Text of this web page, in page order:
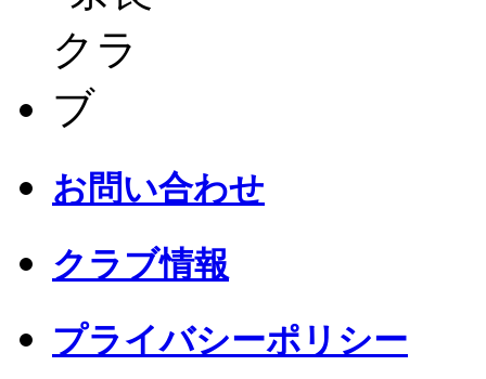
お問い合わせ
クラブ情報
プライバシーポリシー